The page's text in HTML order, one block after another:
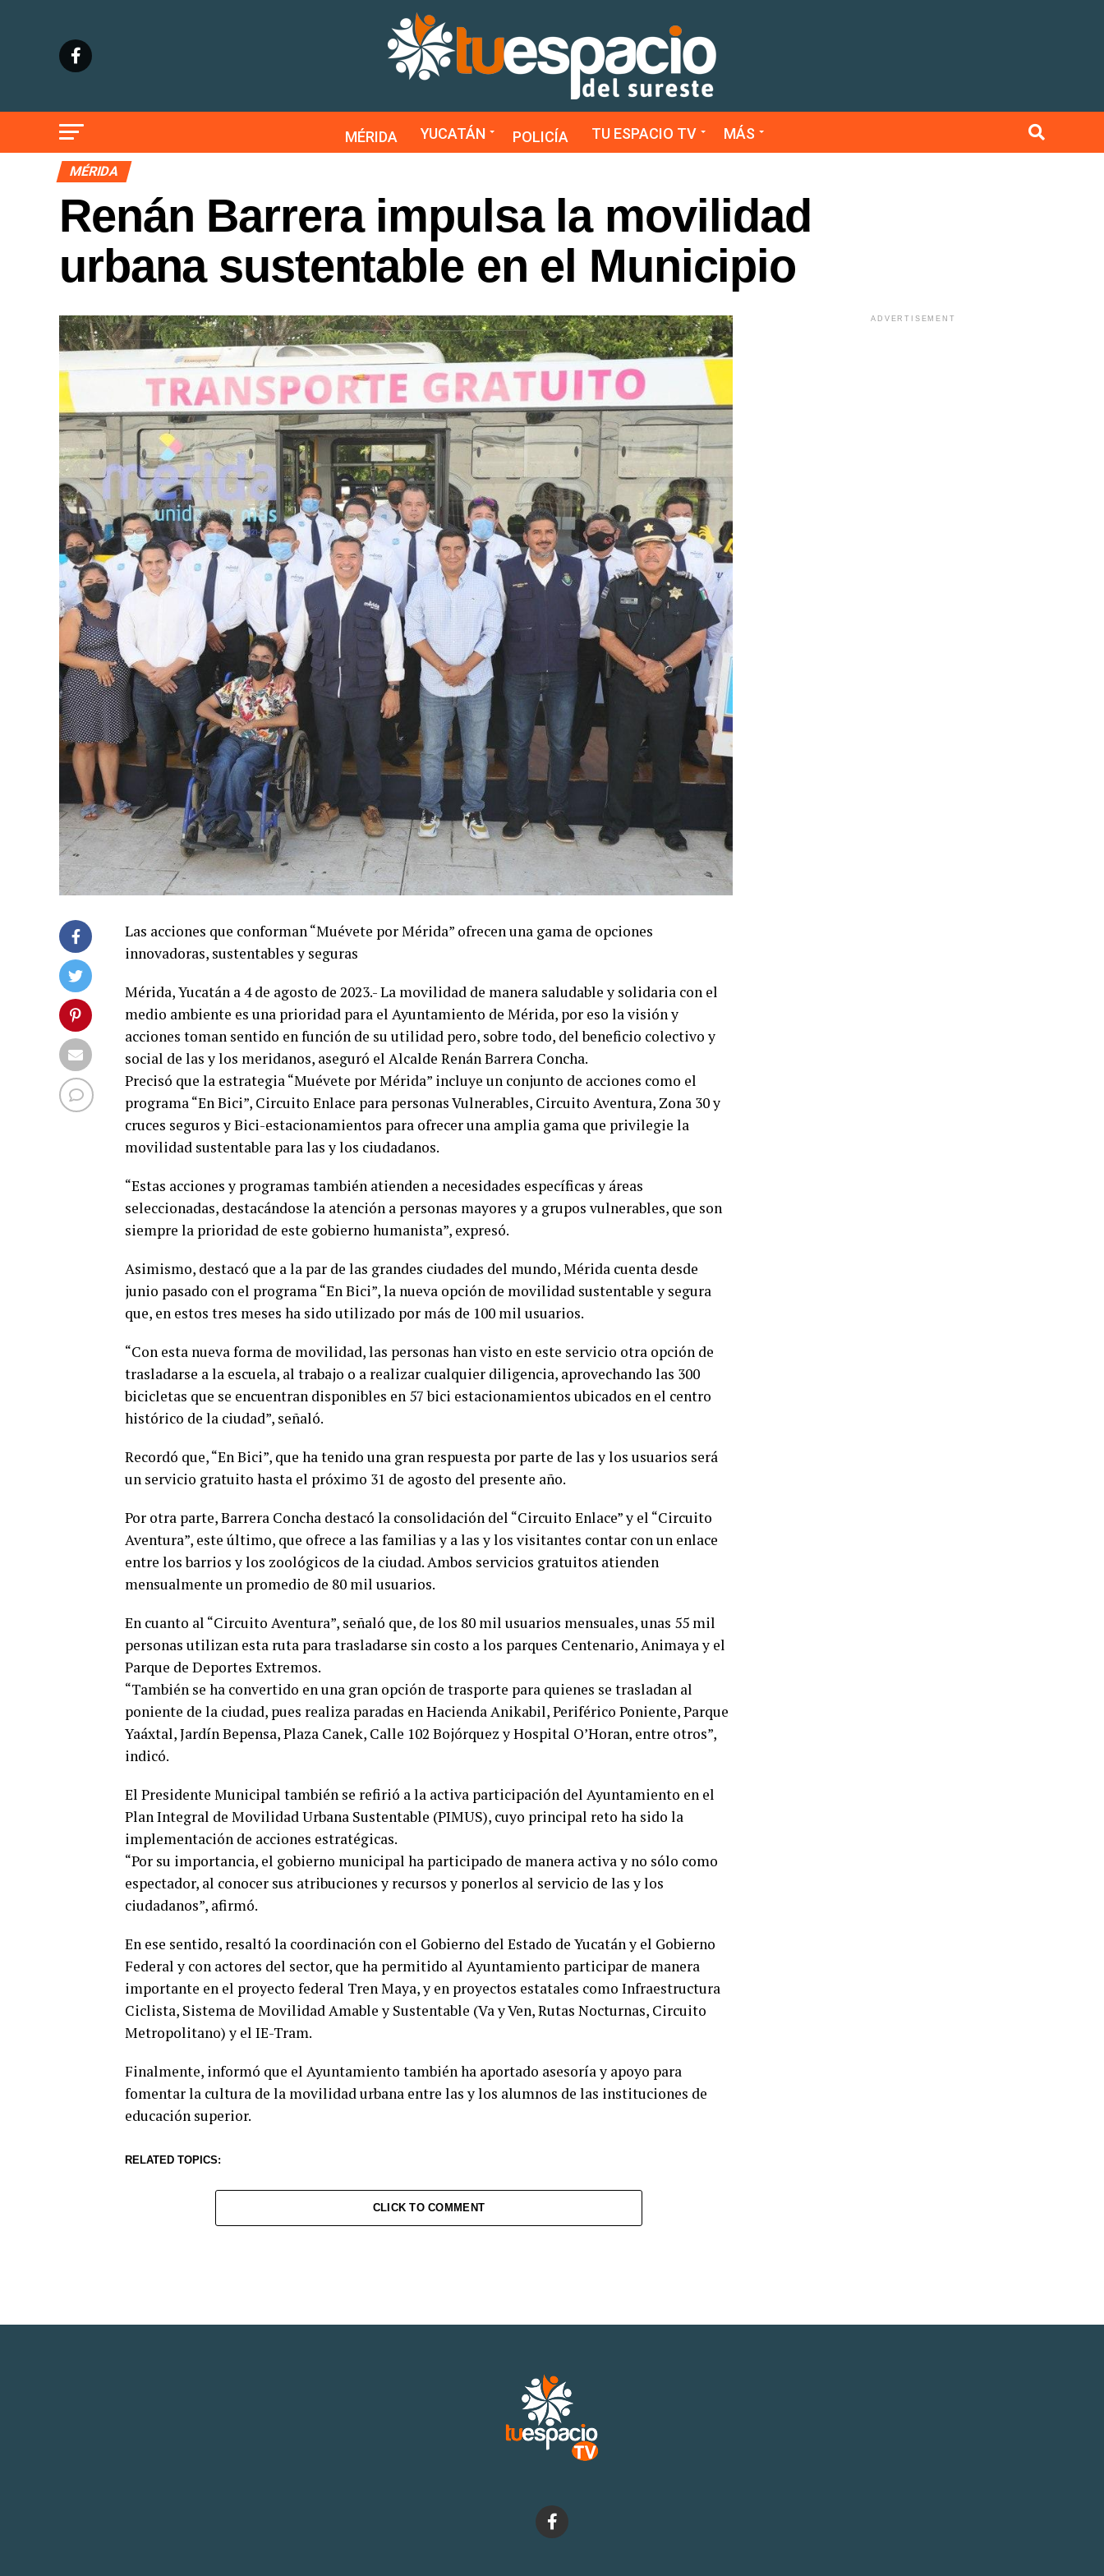
MÉRIDA YUCATÁN POLICÍA TU ESPACIO TV MÁS
MÉRIDA
Renán Barrera impulsa la movilidad
urbana sustentable en el Municipio
Las acciones que conforman “Muévete por Mérida” ofrecen una gama de opciones
innovadoras, sustentables y seguras
Mérida, Yucatán a 4 de agosto de 2023.- La movilidad de manera saludable y solidaria con el
medio ambiente es una prioridad para el Ayuntamiento de Mérida, por eso la visión y
acciones toman sentido en función de su utilidad pero, sobre todo, del beneficio colectivo y
social de las y los meridanos, aseguró el Alcalde Renán Barrera Concha.
Precisó que la estrategia “Muévete por Mérida” incluye un conjunto de acciones como el
programa “En Bici”, Circuito Enlace para personas Vulnerables, Circuito Aventura, Zona 30 y
cruces seguros y Bici-estacionamientos para ofrecer una amplia gama que privilegie la
movilidad sustentable para las y los ciudadanos.
“Estas acciones y programas también atienden a necesidades específicas y áreas
seleccionadas, destacándose la atención a personas mayores y a grupos vulnerables, que son
siempre la prioridad de este gobierno humanista”, expresó.
Asimismo, destacó que a la par de las grandes ciudades del mundo, Mérida cuenta desde
junio pasado con el programa “En Bici”, la nueva opción de movilidad sustentable y segura
que, en estos tres meses ha sido utilizado por más de 100 mil usuarios.
“Con esta nueva forma de movilidad, las personas han visto en este servicio otra opción de
trasladarse a la escuela, al trabajo o a realizar cualquier diligencia, aprovechando las 300
bicicletas que se encuentran disponibles en 57 bici estacionamientos ubicados en el centro
histórico de la ciudad”, señaló.
Recordó que, “En Bici”, que ha tenido una gran respuesta por parte de las y los usuarios será
un servicio gratuito hasta el próximo 31 de agosto del presente año.
Por otra parte, Barrera Concha destacó la consolidación del “Circuito Enlace” y el “Circuito
Aventura”, este último, que ofrece a las familias y a las y los visitantes contar con un enlace
entre los barrios y los zoológicos de la ciudad. Ambos servicios gratuitos atienden
mensualmente un promedio de 80 mil usuarios.
En cuanto al “Circuito Aventura”, señaló que, de los 80 mil usuarios mensuales, unas 55 mil
personas utilizan esta ruta para trasladarse sin costo a los parques Centenario, Animaya y el
Parque de Deportes Extremos.
“También se ha convertido en una gran opción de trasporte para quienes se trasladan al
poniente de la ciudad, pues realiza paradas en Hacienda Anikabil, Periférico Poniente, Parque
Yaáxtal, Jardín Bepensa, Plaza Canek, Calle 102 Bojórquez y Hospital O’Horan, entre otros”,
indicó.
El Presidente Municipal también se refirió a la activa participación del Ayuntamiento en el
Plan Integral de Movilidad Urbana Sustentable (PIMUS), cuyo principal reto ha sido la
implementación de acciones estratégicas.
“Por su importancia, el gobierno municipal ha participado de manera activa y no sólo como
espectador, al conocer sus atribuciones y recursos y ponerlos al servicio de las y los
ciudadanos”, afirmó.
En ese sentido, resaltó la coordinación con el Gobierno del Estado de Yucatán y el Gobierno
Federal y con actores del sector, que ha permitido al Ayuntamiento participar de manera
importante en el proyecto federal Tren Maya, y en proyectos estatales como Infraestructura
Ciclista, Sistema de Movilidad Amable y Sustentable (Va y Ven, Rutas Nocturnas, Circuito
Metropolitano) y el IE-Tram.
Finalmente, informó que el Ayuntamiento también ha aportado asesoría y apoyo para
fomentar la cultura de la movilidad urbana entre las y los alumnos de las instituciones de
educación superior.
RELATED TOPICS:
CLICK TO COMMENT
ADVERTISEMENT